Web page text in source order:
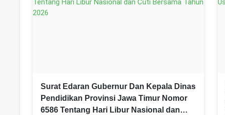
Surat Edaran Gubernur Dan Kepala Dinas
Pendidikan Provinsi Jawa Timur Nomor
6586 Tentang Hari Libur Nasional dan